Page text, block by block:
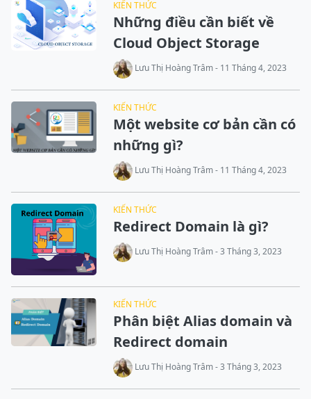
KIẾN THỨC
Những điều cần biết về
Cloud Object Storage
Lưu Thị Hoàng Trâm - 11 Tháng 4, 2023
KIẾN THỨC
Một website cơ bản cần có
những gì?
Lưu Thị Hoàng Trâm - 11 Tháng 4, 2023
KIẾN THỨC
Redirect Domain là gì?
Lưu Thị Hoàng Trâm - 3 Tháng 3, 2023
KIẾN THỨC
Phân biệt Alias domain và
Redirect domain
Lưu Thị Hoàng Trâm - 3 Tháng 3, 2023